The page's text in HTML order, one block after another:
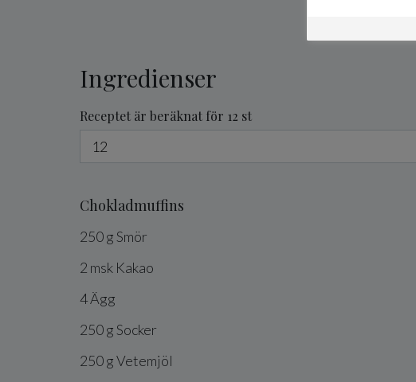
Ingredienser
Receptet är beräknat för 12 st
Chokladmuffins
250gSmör
2 msk Kakao
4Ägg
250gSocker
250gVetemjöl